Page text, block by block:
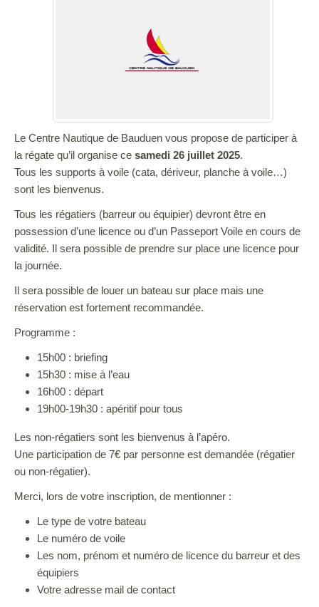
Le Centre Nautique de Bauduen vous propose de participer à
la régate qu’il organise ce samedi 26 juillet 2025.
Tous les supports à voile (cata, dériveur, planche à voile…)
sont les bienvenus.
Tous les régatiers (barreur ou équipier) devront être en
possession d’une licence ou d’un Passeport Voile en cours de
validité. Il sera possible de prendre sur place une licence pour
la journée.
Il sera possible de louer un bateau sur place mais une
réservation est fortement recommandée.
Programme :
15h00 : briefing
15h30 : mise à l’eau
16h00 : départ
19h00-19h30 : apéritif pour tous
Les non-régatiers sont les bienvenus à l’apéro.
Une participation de 7€ par personne est demandée (régatier
ou non-régatier).
Merci, lors de votre inscription, de mentionner :
Le type de votre bateau
Le numéro de voile
Les nom, prénom et numéro de licence du barreur et des
équipiers
Votre adresse mail de contact